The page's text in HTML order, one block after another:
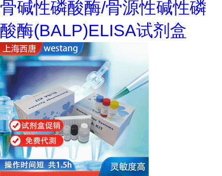
骨碱性磷酸酶/骨源性碱性磷
酸酶(BALP)ELISA试剂盒